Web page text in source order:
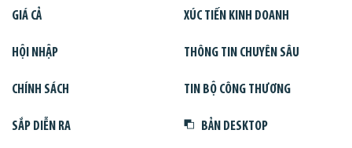
GIÁ CẢ XÚC TIẾN KINH DOANH
HỘI NHẬP THÔNG TIN CHUYÊN SÂU
CHÍNH SÁCH TIN BỘ CÔNG THƯƠNG
SẮP DIỄN RA BẢN DESKTOP